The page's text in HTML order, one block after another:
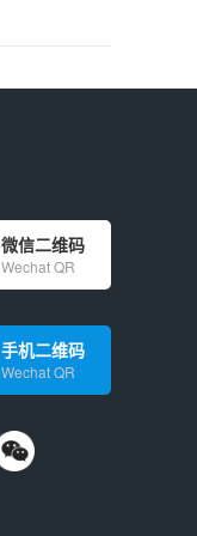
微信二维码
Wechat QR
手机二维码
Wechat QR